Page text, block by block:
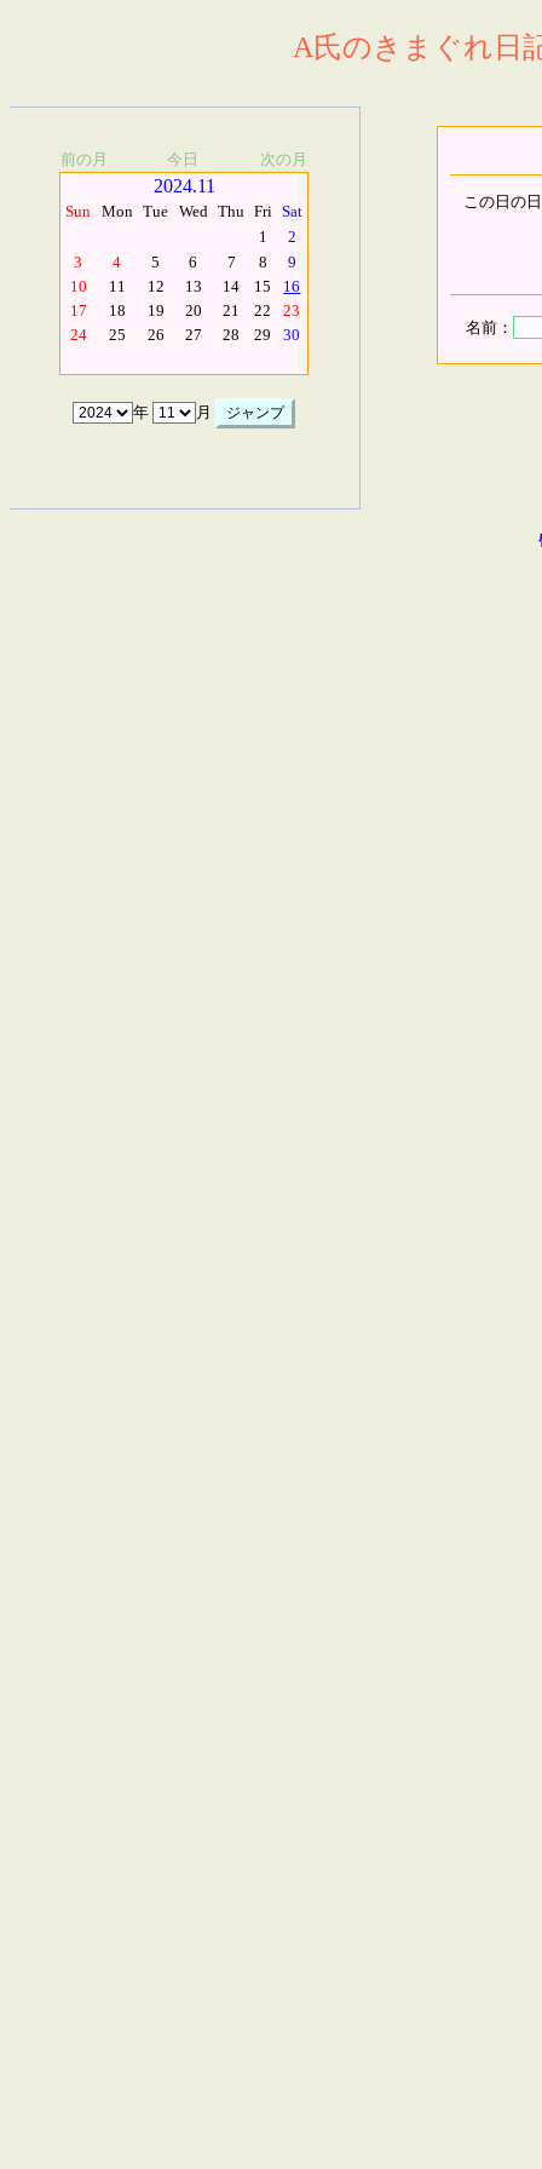
A氏のきまぐれ日
前の月 今日 次の月
2024.11
Sun Mon Tue Wed Thu Fri Sat
1
2
3
4 5 6 7 8
9
10
11 12 13 14 15
16
17
18 19 20 21 22
23
24
25 26 27 28 29 30
年 月
この日の
名前：